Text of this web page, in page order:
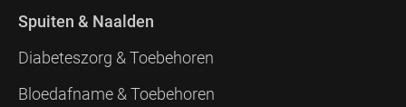
Spuiten & Naalden
Diabeteszorg & Toebehoren
Bloedafname & Toebehoren